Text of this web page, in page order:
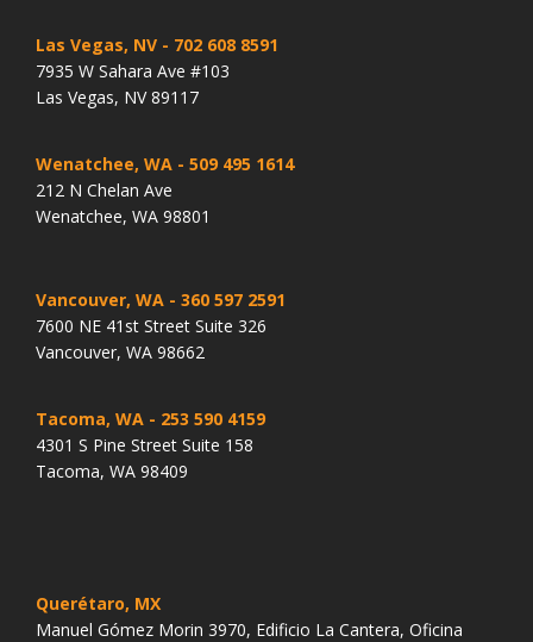
Las Vegas, NV - 702 608 8591
7935 W Sahara Ave #103
Las Vegas, NV 89117
Wenatchee, WA - 509 495 1614
212 N Chelan Ave
Wenatchee, WA 98801
Vancouver, WA - 360 597 2591
7600 NE 41st Street Suite 326
Vancouver, WA 98662
Tacoma, WA - 253 590 4159
4301 S Pine Street Suite 158
Tacoma, WA 98409
Querétaro, MX
Manuel Gómez Morin 3970, Edificio La Cantera, Oficina